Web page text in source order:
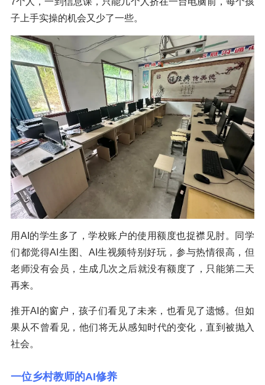
子上手实操的机会又少了一些。
用AI的学生多了，学校账户的使用额度也捉襟见肘。同学
们都觉得AI生图、AI生视频特别好玩，参与热情很高，但
老师没有会员，生成几次之后就没有额度了，只能第二天
再来。
推开AI的窗户，孩子们看见了未来，也看见了遗憾。但如
果从不曾看见，他们将无从感知时代的变化，直到被抛入
社会。
一位乡村教师的AI修养